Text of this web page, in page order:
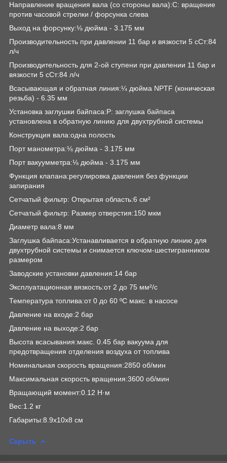
Направление вращения вала (со стороны вала):C: вращение
против часовой стрелки / форсунка слева
Выход на форсунку:⅛ дюйма - 3.175 мм
Производительность при давлении 11 бар и вязкости 5 сСт:84
л/ч
Производительность для 2-ой ступени при давлении 11 бар и
вязкости 5 сСт:84 л/ч
Всасывающая и обратная линия:¼ дюйма NPTF (коническая
резьба) - 6.35 мм
Установка заглушки байпаса:P: заглушка байпаса
установлена в обратную линию для двухтрубной системы
Конструкция вала:одна полость
Порт манометра:⅛ дюйма - 3.175 мм
Порт вакуумметра:⅛ дюйма - 3.175 мм
Функция клапана:регулировка давления без функции
запирания
Сетчатый фильтр: Открытая область:6 см²
Сетчатый фильтр: Размер отверстия:150 мкм
Диаметр вала:8 мм
Заглушка байпаса:Устанавливается в обратную линию для
двухтрубной системы и снимается ключом-шестигранником
размером
Заводские установки давления:14 бар
Эксплуатационная вязкость:от 2 до 75 мм²/с
Температура топлива:от 0 до 60 ºC макс. в насосе
Давление на входе:2 бар
Давление на выходе:2 бар
Высота всасывания:макс. 0.45 бар вакуума для
предотвращения отделения воздуха от топлива
Номинальная скорость вращения:2850 об/мин
Максимальная скорость вращения:3600 об/мин
Вращающий момент:0.12 Н·м
Вес:1.2 кг
Габариты:8.9x10x8 см
Скрыть